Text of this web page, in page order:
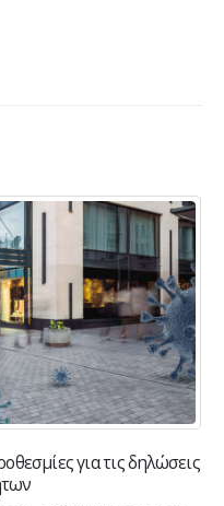
για τις δηλώσεις